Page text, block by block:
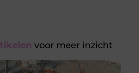
voor meer inzicht